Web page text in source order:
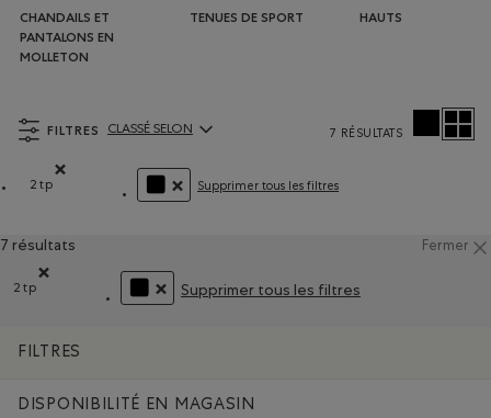
CHANDAILS ET
PANTALONS EN
MOLLETON
TENUES DE SPORT HAUTS
FILTRES
2tp
Supprimer le filtre Classé selon Coupes : 2tp
Supprimer tous les filtres
ClassÃ© selon Articles:
CLASSÉ SELON 7 RÉSULTATS
7 résultats Fermer
2tp
Supprimer le filtre Classé selon Coupes : 2tp
Supprimer tous les filtres
FILTRES
DISPONIBILITÉ EN MAGASIN